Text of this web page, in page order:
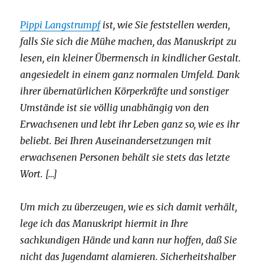
Pippi Langstrumpfist, wie Sie feststellen werden,
falls Sie sich die Mühe machen, das Manuskript zu
lesen, ein kleiner Übermensch in kindlicher Gestalt.
angesiedelt in einem ganz normalen Umfeld. Dank
ihrer übernatürlichen Körperkräfte und sonstiger
Umstände ist sie völlig unabhängig von den
Erwachsenen und lebt ihr Leben ganz so, wie es ihr
beliebt. Bei Ihren Auseinandersetzungen mit
erwachsenen Personen behält sie stets das letzte
Wort. […]
Um mich zu überzeugen, wie es sich damit verhält,
lege ich das Manuskript hiermit in Ihre
sachkundigen Hände und kann nur hoffen, daß Sie
nicht das Jugendamt alamieren. Sicherheitshalber